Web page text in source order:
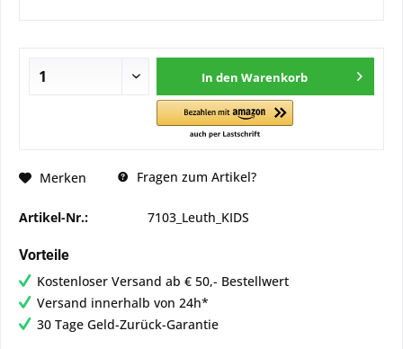
In den Warenkorb
Merken Fragen zum Artikel?
Artikel-Nr.: 7103_Leuth_KIDS
Vorteile
Kostenloser Versand ab € 50,- Bestellwert
Versand innerhalb von 24h*
30 Tage Geld-Zurück-Garantie